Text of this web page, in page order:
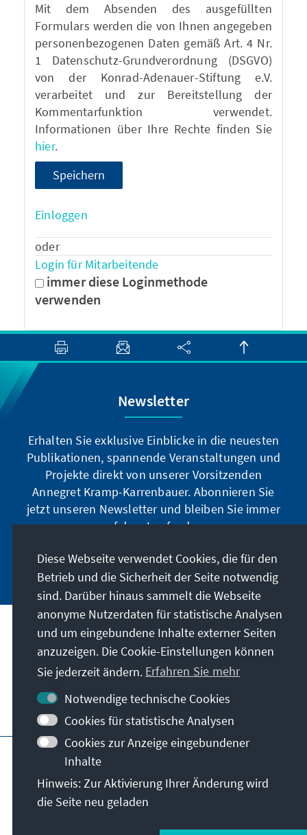
Mit dem Absenden des ausgefüllten
Formulars werden die von Ihnen angegeben
personenbezogenen Daten gemäß Art. 4 Nr.
1 Datenschutz-Grundverordnung (DSGVO)
von der Konrad-Adenauer-Stiftung e.V.
verarbeitet und zur Bereitstellung der
Kommentarfunktion verwendet.
Informationen über Ihre Rechte finden Sie
hier.
Speichern
Einloggen
oder
Login für Mitarbeitende
immer diese Loginmethode
verwenden
Newsletter
Erhalten Sie exklusive Einblicke in die neuesten
Publikationen, spannende Veranstaltungen und
Projekte direkt von unserer Vorsitzenden
Annegret Kramp-Karrenbauer. Abonnieren Sie
jetzt unseren Newsletter und bleiben Sie immer
auf dem Laufenden.
Jetzt abonnieren
Unser Auftrag
Kontakt
Weitere Angebote der Stiftung
Impressum
Datenschutz
Nutzungsbedingungen
Erklärung zur Barrierefreiheit
Barriere melden
Sitemap
© Konrad-Adenauer-Stiftung e.V. 2026
Diese Webseite verwendet Cookies, die für den
Betrieb und die Sicherheit der Seite notwendig
sind. Darüber hinaus sammelt die Webseite
anonyme Nutzerdaten für statistische Analysen
und um eingebundene Inhalte externer Seiten
anzuzeigen. Die Cookie-Einstellungen können
Sie jederzeit ändern. Erfahren Sie mehr
Notwendige technische Cookies
Cookies für statistische Analysen
Cookies zur Anzeige eingebundener
Inhalte
Hinweis: Zur Aktivierung Ihrer Änderung wird
die Seite neu geladen